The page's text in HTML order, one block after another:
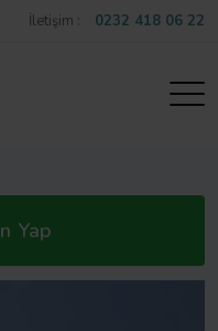
İletişim : 0232 418 06 22
Yap